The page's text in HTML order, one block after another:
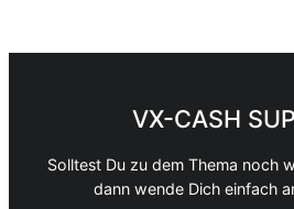
VX-CASH
Solltest Du zu dem Thema noch
dann wende Dich einfach